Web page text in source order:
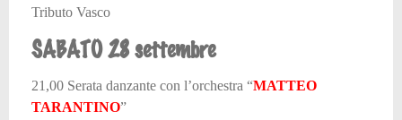
Tributo Vasco
SABATO 28 settembre
21,00 Serata danzante con l’orchestra “MATTEO
TARANTINO”